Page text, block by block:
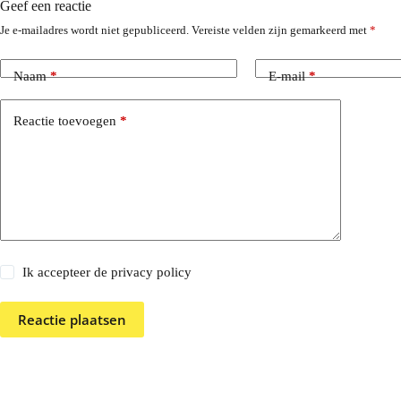
Geef een reactie
Je e-mailadres wordt niet gepubliceerd. Vereiste velden zijn gemarkeerd met *
Naam* E-mail*
Reactie toevoegen *
Ik accepteer de privacy policy
Reactie plaatsen